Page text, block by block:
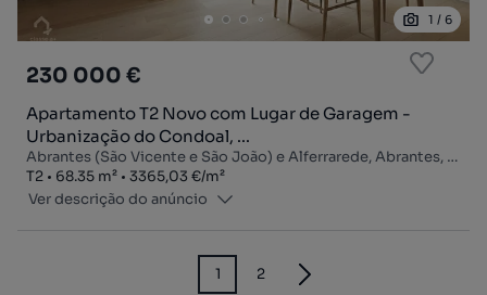
1 / 6
230 000 €
Apartamento T2 Novo com Lugar de Garagem -
Urbanização do Condoal, ...
Abrantes (São Vicente e São João) e Alferrarede, Abrantes, Santarém
Tipologia
T2
Zona68.35 m²
Preço por metro quadrado
3365,03 €/m²
Ver descrição do anúncio
1 2